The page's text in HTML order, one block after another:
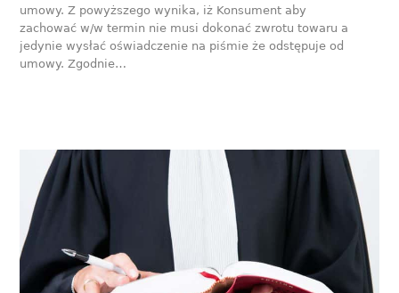
umowy. Z powyższego wynika, iż Konsument aby
zachować w/w termin nie musi dokonać zwrotu towaru a
jedynie wysłać oświadczenie na piśmie że odstępuje od
umowy. Zgodnie…